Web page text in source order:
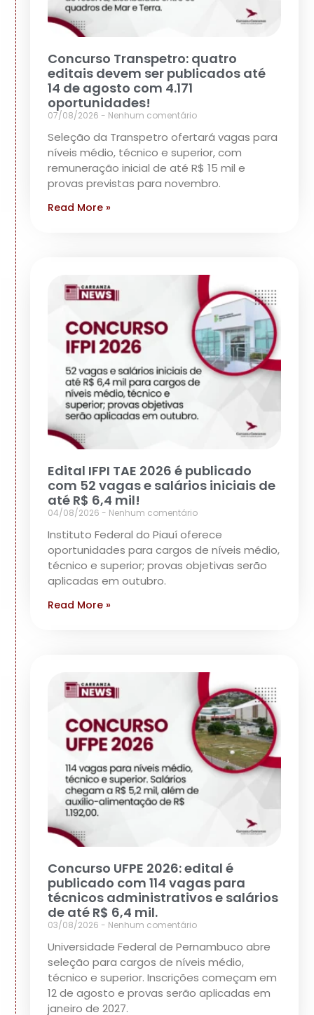
Concurso Transpetro: quatro
editais devem ser publicados até
14 de agosto com 4.171
oportunidades!
07/08/2026 Nenhum comentário
Seleção da Transpetro ofertará vagas para
níveis médio, técnico e superior, com
remuneração inicial de até R$ 15 mil e
provas previstas para novembro.
Read More »
Edital IFPI TAE 2026 é publicado
com 52 vagas e salários iniciais de
até R$ 6,4 mil!
04/08/2026 Nenhum comentário
Instituto Federal do Piauí oferece
oportunidades para cargos de níveis médio,
técnico e superior; provas objetivas serão
aplicadas em outubro.
Read More »
Concurso UFPE 2026: edital é
publicado com 114 vagas para
técnicos administrativos e salários
de até R$ 6,4 mil.
03/08/2026 Nenhum comentário
Universidade Federal de Pernambuco abre
seleção para cargos de níveis médio,
técnico e superior. Inscrições começam em
12 de agosto e provas serão aplicadas em
janeiro de 2027.